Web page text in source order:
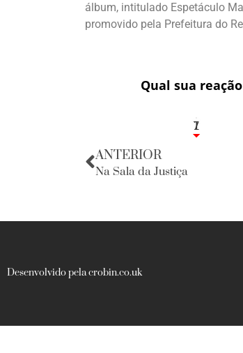
álbum, intitulado Espetáculo
promovido pela Prefeitura do
Qual sua
1
7
ANTERIOR
Na Sala da Justiça
Desenvolvido pela crobin.co.uk